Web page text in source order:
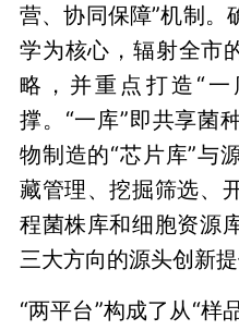
营、协同保障”机制。
学为核心，辐射全市
略，并重点打造“
撑。“一库”即共享菌
物制造的“芯片库”与
藏管理、挖掘筛选、
程菌株库和细胞资源
三大方向的源头创新提
“两平台”构成了从“样